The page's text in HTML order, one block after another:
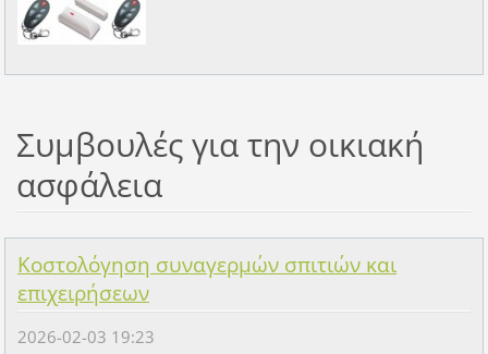
Συμβουλές για την οικιακή
ασφάλεια
Κοστολόγηση συναγερμών σπιτιών και
επιχειρήσεων
2026-02-03 19:23